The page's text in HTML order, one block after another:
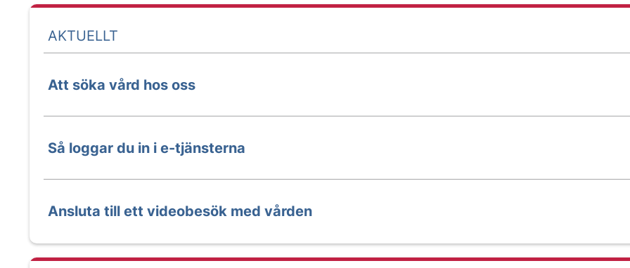
AKTUELLT
Att söka vård hos oss
Så loggar du in i e-tjänsterna
Ansluta till ett videobesök med vården